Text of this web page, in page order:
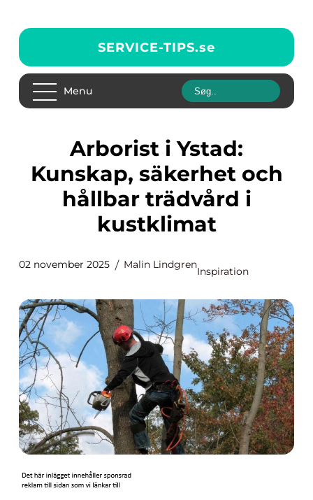
SERVICE-TIPS.se
Menu
Arborist i Ystad:
Kunskap, säkerhet och
hållbar trädvård i
kustklimat
02 november 2025 Malin Lindgren
Inspiration